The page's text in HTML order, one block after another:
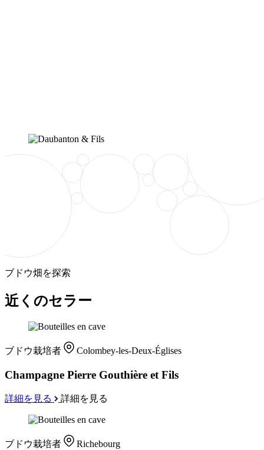
ブドウ畑を探索
近くのセラー
ブドウ栽培者 Colombey-les-Deux-Églises
Champagne Pierre Gouthière et Fils
詳細を見る 詳細を見る
ブドウ栽培者 Richebourg